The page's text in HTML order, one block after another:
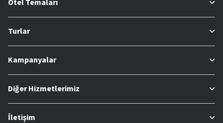
Otel Temaları
Turlar
Kampanyalar
Diğer Hizmetlerimiz
İletişim